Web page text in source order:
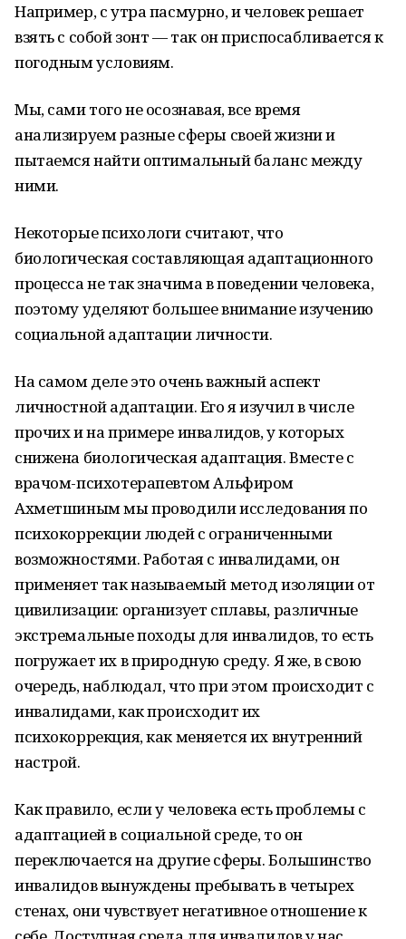
Например, с утра пасмурно, и человек решает
взять с собой зонт — так он приспосабливается к
погодным условиям.
Мы, сами того не осознавая, все время
анализируем разные сферы своей жизни и
пытаемся найти оптимальный баланс между
ними.
Некоторые психологи считают, что
биологическая составляющая адаптационного
процесса не так значима в поведении человека,
поэтому уделяют большее внимание изучению
социальной адаптации личности.
На самом деле это очень важный аспект
личностной адаптации. Его я изучил в числе
прочих и на примере инвалидов, у которых
снижена биологическая адаптация. Вместе с
врачом-психотерапевтом Альфиром
Ахметшиным мы проводили исследования по
психокоррекции людей с ограниченными
возможностями. Работая с инвалидами, он
применяет так называемый метод изоляции от
цивилизации: организует сплавы, различные
экстремальные походы для инвалидов, то есть
погружает их в природную среду. Я же, в свою
очередь, наблюдал, что при этом происходит с
инвалидами, как происходит их
психокоррекция, как меняется их внутренний
настрой.
Как правило, если у человека есть проблемы с
адаптацией в социальной среде, то он
переключается на другие сферы. Большинство
инвалидов вынуждены пребывать в четырех
стенах, они чувствует негативное отношение к